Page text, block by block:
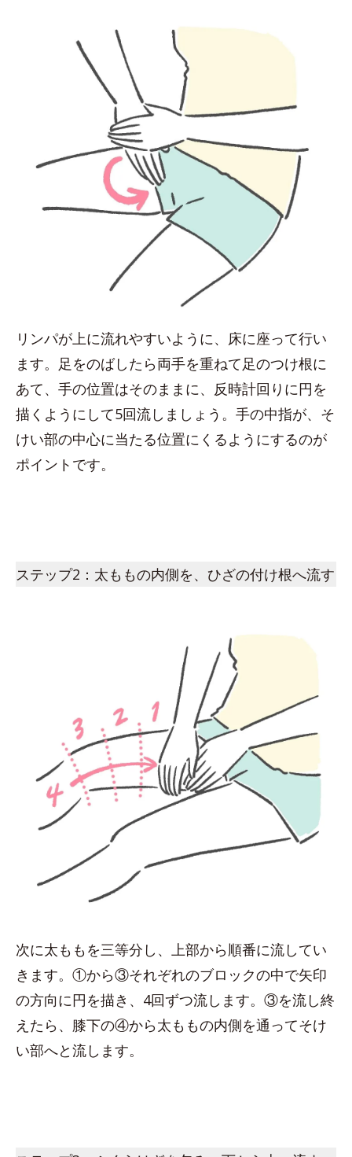
リンパが上に流れやすいように、床に座って行い
ます。足をのばしたら両手を重ねて足のつけ根に
あて、手の位置はそのままに、反時計回りに円を
描くようにして5回流しましょう。手の中指が、そ
けい部の中心に当たる位置にくるようにするのが
ポイントです。
ステップ2：太ももの内側を、ひざの付け根へ流す
次に太ももを三等分し、上部から順番に流してい
きます。①から③それぞれのブロックの中で矢印
の方向に円を描き、4回ずつ流します。③を流し終
えたら、膝下の④から太ももの内側を通ってそけ
い部へと流します。